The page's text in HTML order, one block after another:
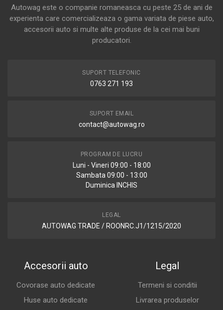
Autowag este o companie romaneasca cu peste 25 de ani de
experienta care comercializeaza o gama variata de piese auto,
accesorii auto si multe alte produse de la cei mai buni
producatori.
SUPORT TELEFONIC
0763 271 193
SUPORT EMAIL
contact@autowag.ro
PROGRAM DE LUCRU
Luni - Vineri 09:00 - 18:00
Sambata 09:00 - 13:00
Duminica INCHIS
LEGAL
AUTOWAG TRADE / ROONRC.J1/1215/2020
Accesorii auto
Covorase auto dedicate
Huse auto dedicate
Legal
Termeni si conditii
Livrarea produselor